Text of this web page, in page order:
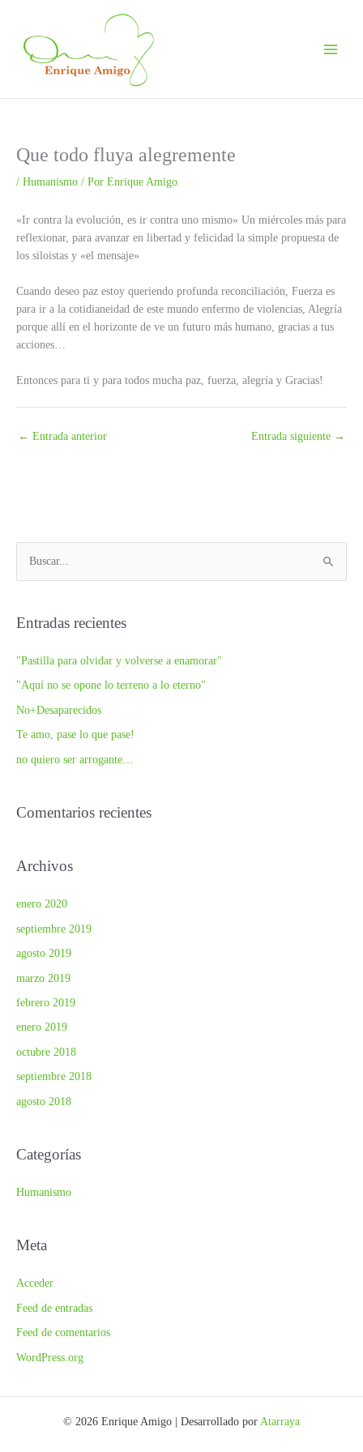
contenido
Que todo fluya alegremente
/ Humanismo / Por Enrique Amigo
«Ir contra la evolución, es ir contra uno mismo» Un miércoles más para
reflexionar, para avanzar en libertad y felicidad la simple propuesta de
los siloistas y «el mensaje»
Cuando deseo paz estoy queriendo profunda reconciliación, Fuerza es
para ir a la cotidianeidad de este mundo enfermo de violencias, Alegría
porque allí en el horizonte de ve un futuro más humano, gracias a tus
acciones…
Entonces para ti y para todos mucha paz, fuerza, alegría y Gracias!
← Entrada anterior Entrada siguiente →
c
r
p
o
Entradas recientes
"Pastilla para olvidar y volverse a enamorar"
"Aquí no se opone lo terreno a lo eterno"
No+Desaparecidos
Te amo, pase lo que pase!
no quiero ser arrogante…
Comentarios recientes
Archivos
enero 2020
septiembre 2019
agosto 2019
marzo 2019
febrero 2019
enero 2019
octubre 2018
septiembre 2018
agosto 2018
Categorías
Humanismo
Meta
Acceder
Feed de entradas
Feed de comentarios
WordPress.org
© 2026 Enrique Amigo | Desarrollado por Atarraya